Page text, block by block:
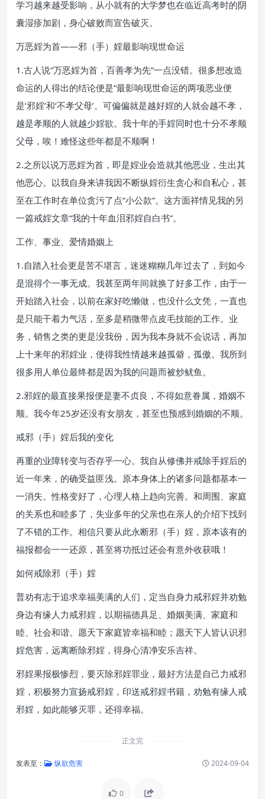
学习越来越受影响，从小就有的大学梦也在临近高考时的阴
囊湿疹加剧，身心破败而宣告破灭。
万恶婬为首——邪（手）婬最影响现世命运
1.古人说“万恶婬为首，百善孝为先”一点没错。很多想改造
命运的人得出的结论便是“最影响现世命运的两项恶业便
是‘邪婬’和‘不孝父母’。可偏偏就是越好婬的人就会越不孝，
越是孝顺的人就越少婬欲。我十年的手婬同时也十分不孝顺
父母，唉！难怪这些年都是不顺啊！
2.之所以说万恶婬为首，即是婬业会造就其他恶业，生出其
他恶心。以我自身来讲我因不断纵婬衍生贪心和自私心，甚
至在工作时在单位贪污了点“小公款”。这方面祥情见我的另
一篇戒婬文章“我的十年血泪邪婬自白书”。
工作、事业、爱情婚姻上
1.自踏入社会更是苦不堪言，迷迷糊糊几年过去了，到如今
是混得个一事无成。我甚至两年间就换了好多工作，由于一
开始踏入社会，以前在家好吃懒做，也没什么文凭，一直也
是只能干着力气活，至多是稍微带点皮毛技能的工作。业
务，销售之类的更是没我份，因为我本身就不会说话，再加
上十来年的邪婬业，使得我性情越来越孤僻，孤傲。我所到
很多用人单位最终都是因为我的问题而被炒鱿鱼。
2.邪婬的最直接果报便是妻不贞良，不得如意眷属，婚姻不
顺。我今年25岁还没有女朋友，甚至也预感到婚姻的不顺。
戒邪（手）婬后我的变化
再重的业障转变与否存乎一心。我自从修佛并戒除手婬后的
近一年来，的确受益匪浅。原本身体上的诸多问题都基本一
一消失。性格变好了，心理人格上趋向完善。和周围、家庭
的关系也和睦多了，失业多年的父亲也在亲人的介绍下找到
了不错的工作。相信只要从此永断邪（手）婬，原本该有的
福报都会一一还原，甚至将功抵过还会有意外收获哦！
如何戒除邪（手）婬
普劝有志于追求幸福美满的人们，定当自身力戒邪婬并劝勉
身边有缘人力戒邪婬，以期福德具足、婚姻美满、家庭和
睦、社会和谐。愿天下家庭皆幸福和睦；愿天下人皆认识邪
婬危害，远离断除邪婬，得身心清净安乐吉祥。
邪婬果报极惨烈，要灭除邪婬罪业，最好方法是自己力戒邪
婬，积极努力宣扬戒邪婬，印送戒邪婬书籍，劝勉有缘人戒
邪婬，如此能够灭罪，还得幸福。
正文完
发表至： 纵欲危害 2024-09-04
0